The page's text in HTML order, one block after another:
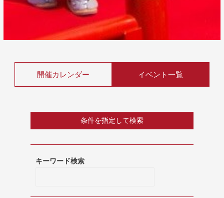
開催カレンダー イベント一覧
条件を指定して検索
キーワード検索